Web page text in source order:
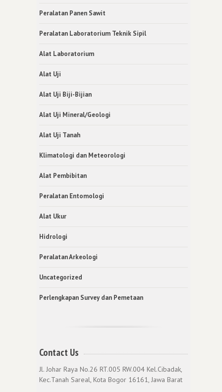
Peralatan Panen Sawit
Peralatan Laboratorium Teknik Sipil
Alat Laboratorium
Alat Uji
Alat Uji Biji-Bijian
Alat Uji Mineral/Geologi
Alat Uji Tanah
Klimatologi dan Meteorologi
Alat Pembibitan
Peralatan Entomologi
Alat Ukur
Hidrologi
Peralatan Arkeologi
Uncategorized
Perlengkapan Survey dan Pemetaan
Contact Us
Jl. Johar Raya No.26 RT.005 RW.004 Kel.Cibadak,
Kec.Tanah Sareal, Kota Bogor 16161, Jawa Barat